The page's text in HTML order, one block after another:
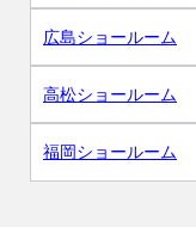
広島ショールーム
高松ショールーム
福岡ショールーム